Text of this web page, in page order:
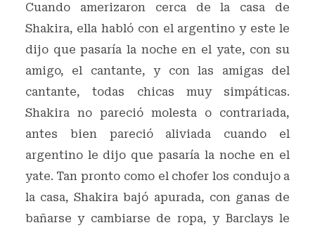
Cuando amerizaron cerca de la casa de
Shakira, ella habló con el argentino y este le
dijo que pasaría la noche en el yate, con su
amigo, el cantante, y con las amigas del
cantante, todas chicas muy simpáticas.
Shakira no pareció molesta o contrariada,
antes bien pareció aliviada cuando el
argentino le dijo que pasaría la noche en el
yate. Tan pronto como el chofer los condujo a
la casa, Shakira bajó apurada, con ganas de
bañarse y cambiarse de ropa, y Barclays le